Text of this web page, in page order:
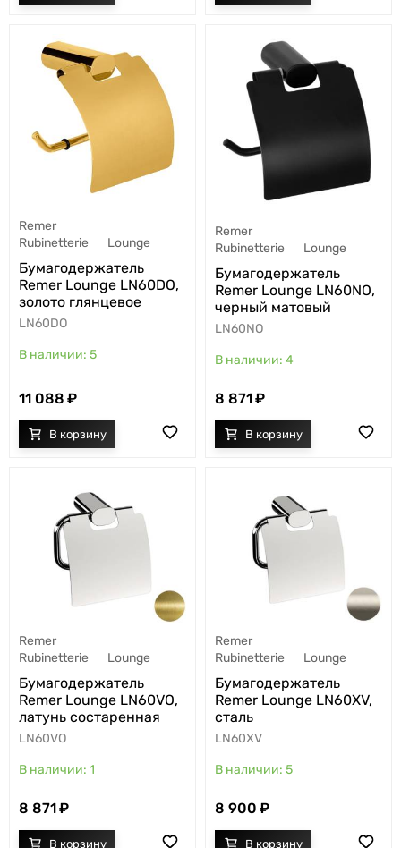
Remer
Rubinetterie
Lounge
Бумагодержатель
Remer Lounge LN60DO,
золото глянцевое
LN60DO
5
11 088
Remer
Rubinetterie
Lounge
Бумагодержатель
Remer Lounge LN60NO,
черный матовый
LN60NO
4
8 871
Remer
Rubinetterie
Lounge
Бумагодержатель
Remer Lounge LN60VO,
латунь состаренная
LN60VO
1
8 871
Remer
Rubinetterie
Lounge
Бумагодержатель
Remer Lounge LN60XV,
сталь
LN60XV
5
8 900